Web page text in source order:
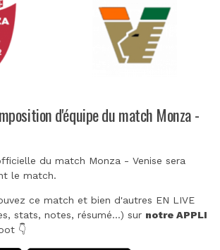
d'équipe du match Monza -
du match Monza - Venise sera
le match.
ce match et bien d'autres EN LIVE
stats, notes, résumé...) sur notre APPLI
👇